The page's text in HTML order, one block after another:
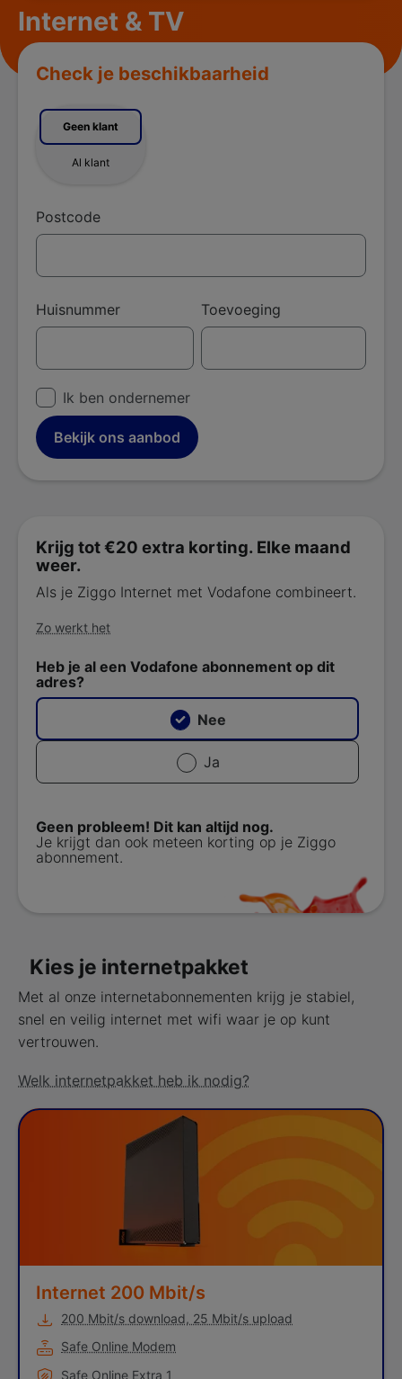
Internet & TV
Check je beschikbaarheid
Geen klant
Al klant
Postcode
Huisnummer Toevoeging
Ik ben ondernemer
Bekijk ons aanbod
Krijg tot €20 extra korting. Elke maand
weer.
Als je Ziggo Internet met Vodafone combineert.
Zo werkt het
Heb je al een Vodafone abonnement op dit
adres?
Nee
Ja
Geen probleem! Dit kan altijd nog.
Je krijgt dan ook meteen korting op je Ziggo
abonnement.
Kies je internetpakket
Met al onze internetabonnementen krijg je stabiel,
snel en veilig internet met wifi waar je op kunt
vertrouwen.
Welk internetpakket heb ik nodig?
Kies je Internet product
Internet 200 Mbit/s
Internet 200 Mbit/s
200 Mbit/s download, 25 Mbit/s upload
Safe Online Modem
Safe Online Extra 1